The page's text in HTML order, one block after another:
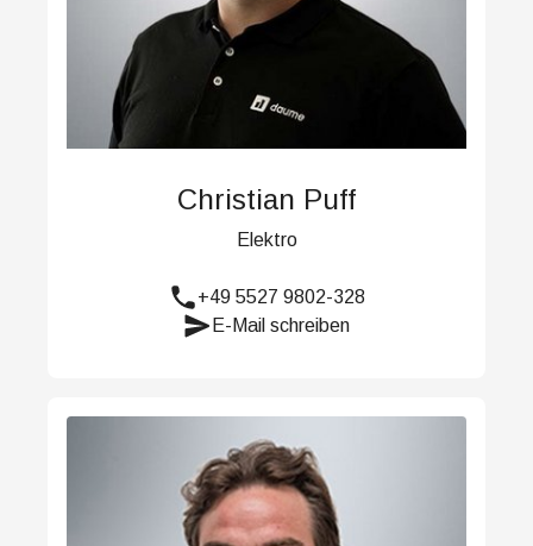
Christian Puff
Elektro
+49 5527 9802-328
E-Mail schreiben